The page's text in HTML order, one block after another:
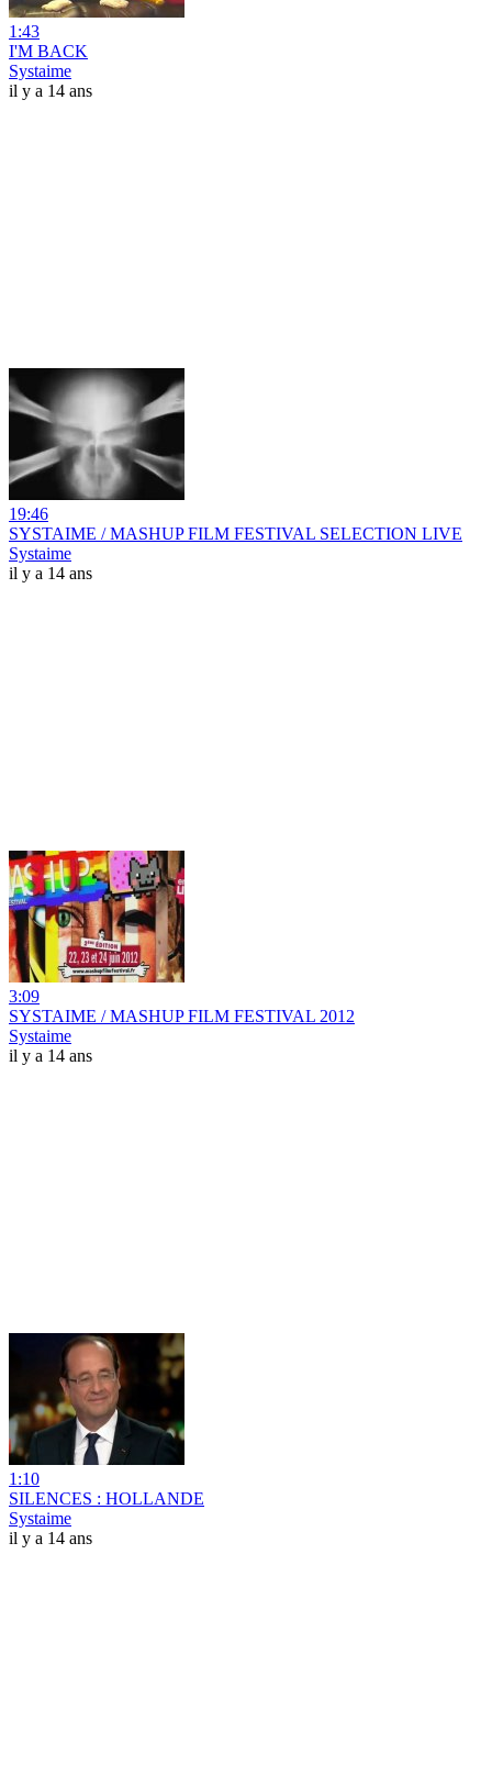
1:43
I'M BACK
Systaime
il y a 14 ans
19:46
SYSTAIME / MASHUP FILM FESTIVAL SELECTION LIVE
Systaime
il y a 14 ans
3:09
SYSTAIME / MASHUP FILM FESTIVAL 2012
Systaime
il y a 14 ans
1:10
SILENCES : HOLLANDE
Systaime
il y a 14 ans